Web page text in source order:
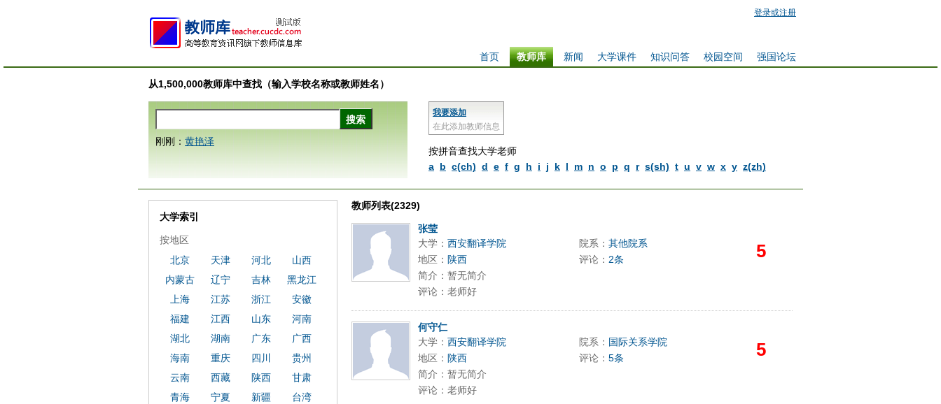
登录或注册
强国论坛
校园空间
知识问答
大学课件
新闻
教师库
首页
从1,500,000教师库中查找（输入学校名称或教师姓名）
我要添加
在此添加教师信息
按拼音查找大学老师
a b c(ch) d e f g h i j k l m n o p q r s(sh) t u v w x y z(zh)
刚刚： 黄艳泽
教师列表(2329)
张莹
大学： 西安翻译学院 院系： 其他院系 5
地区： 陕西 评论： 2条
简介：暂无简介
评论：老师好
何守仁
大学： 西安翻译学院 院系： 国际关系学院 5
地区： 陕西 评论： 5条
简介：暂无简介
评论：老师好
大学索引
按地区
北京
天津 河北
山西
内蒙古
辽宁 吉林
黑龙江
上海
江苏 浙江
安徽
福建
江西 山东
河南
湖北
湖南 广东
广西
海南
重庆 四川
贵州
云南
西藏 陕西
甘肃
青海
宁夏 新疆
台湾